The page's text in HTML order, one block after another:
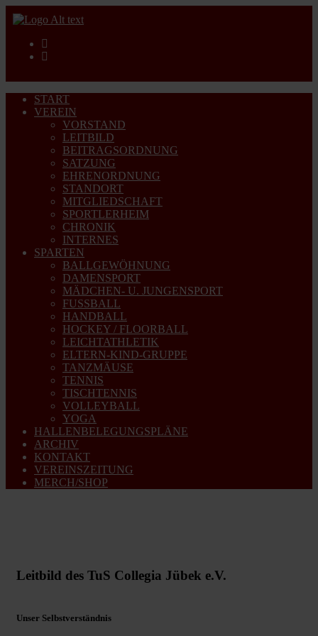
START
VEREIN
VORSTAND
LEITBILD
BEITRAGSORDNUNG
SATZUNG
EHRENORDNUNG
STANDORT
MITGLIEDSCHAFT
SPORTLERHEIM
CHRONIK
INTERNES
SPARTEN
BALLGEWÖHNUNG
DAMENSPORT
MÄDCHEN- U. JUNGENSPORT
FUSSBALL
HANDBALL
HOCKEY / FLOORBALL
LEICHTATHLETIK
ELTERN-KIND-GRUPPE
TANZMÄUSE
TENNIS
TISCHTENNIS
VOLLEYBALL
YOGA
HALLENBELEGUNGSPLÄNE
ARCHIV
KONTAKT
VEREINSZEITUNG
MERCH/SHOP
Leitbild des TuS Collegia Jübek e.V.
Unser Selbstverständnis